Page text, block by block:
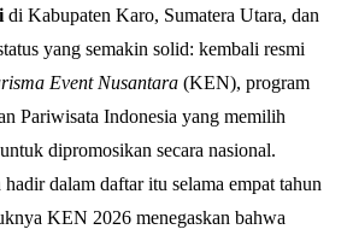
di Kabupaten Karo, Sumatera Utara, dan
yang semakin solid: kembali resmi
Event Nusantara (KEN), program
Pariwisata Indonesia yang memilih
dipromosikan secara nasional.
dalam daftar itu selama empat tahun
KEN 2026 menegaskan bahwa